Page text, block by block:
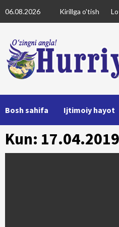
to
06.08.2026 Kirillga o'tish
Bosh sahifa Ijtimoiy hayot
Kun: 17.04.2019